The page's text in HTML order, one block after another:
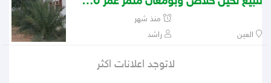
منذ شهر
العين
راشد
لاتوجد اعلانات اكثر